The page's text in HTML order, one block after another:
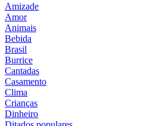
Amizade
Amor
Animais
Bebida
Brasil
Burrice
Cantadas
Casamento
Clima
Crianças
Dinheiro